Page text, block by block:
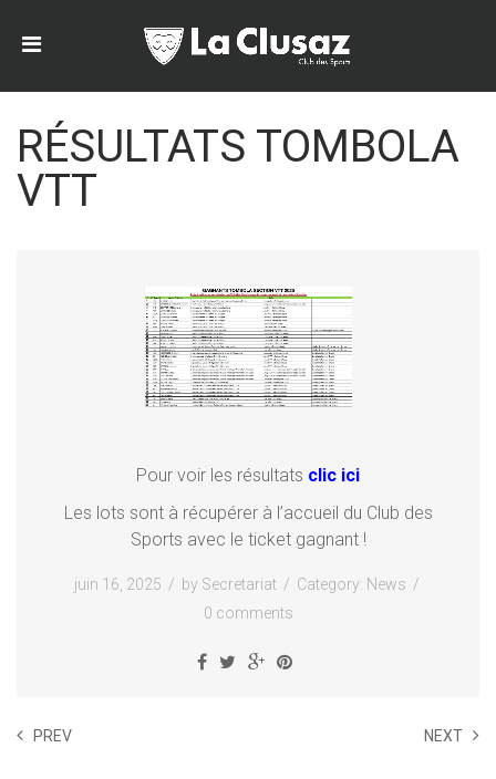
RÉSULTATS TOMBOLA
VTT
Pour voir les résultats clic ici
Les lots sont à récupérer à l’accueil du Club des
Sports avec le ticket gagnant !
juin 16, 2025 by Secretariat Category: News
0 comments
PREV NEXT